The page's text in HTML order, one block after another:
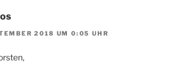
2018 UM 0:05 UHR